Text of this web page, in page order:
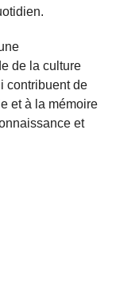
de la culture
contribuent de
et à la mémoire
et